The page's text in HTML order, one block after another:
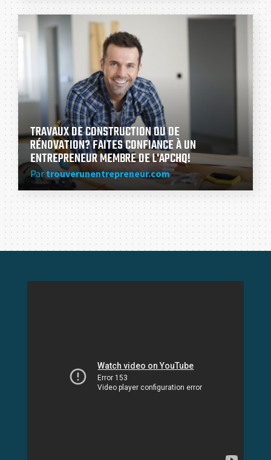
TRAVAUX DE CONSTRUCTION OU DE
RÉNOVATION? FAITES CONFIANCE À UN
ENTREPRENEUR MEMBRE DE L'APCHQ!
Par trouverunentrepreneur.com